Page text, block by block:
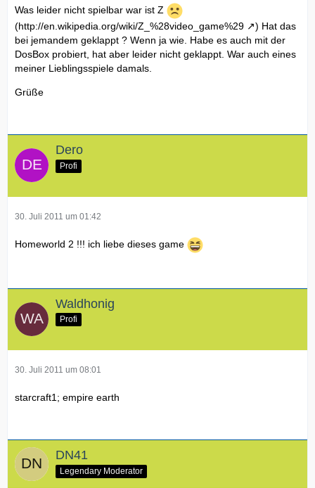
Was leider nicht spielbar war ist Z
(http://en.wikipedia.org/wiki/Z_%28video_game%29
) Hat das
bei jemandem geklappt ? Wenn ja wie. Habe es auch mit der
DosBox probiert, hat aber leider nicht geklappt. War auch eines
meiner Lieblingsspiele damals.
Grüße
Dero
Profi
30. Juli 2011 um 01:42
Homeworld 2 !!! ich liebe dieses game
Waldhonig
Profi
30. Juli 2011 um 08:01
starcraft1; empire earth
DN41
Legendary Moderator